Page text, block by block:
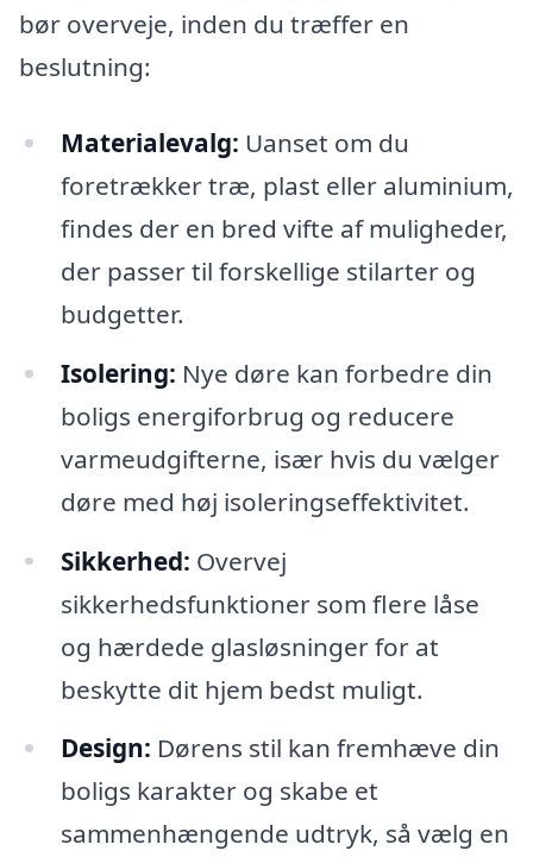
bør overveje, inden du træffer en
beslutning:
Materialevalg: Uanset om du
foretrækker træ, plast eller aluminium,
findes der en bred vifte af muligheder,
der passer til forskellige stilarter og
budgetter.
Isolering: Nye døre kan forbedre din
boligs energiforbrug og reducere
varmeudgifterne, især hvis du vælger
døre med høj isoleringseffektivitet.
Sikkerhed: Overvej
sikkerhedsfunktioner som flere låse
og hærdede glasløsninger for at
beskytte dit hjem bedst muligt.
Design: Dørens stil kan fremhæve din
boligs karakter og skabe et
sammenhængende udtryk, så vælg en